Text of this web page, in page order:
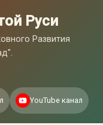
Руси
Развития
YouTube канал